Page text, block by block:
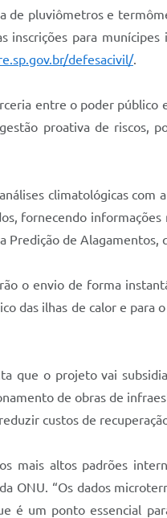
de pluviômetros e
inscrições para
defesacivil/.
entre o poder público
proativa de riscos,
climatológicas
fornecendo
de Alagamentos,
o envio de forma
das ilhas de calor e para
que o projeto vai
de obras de
custos de
mais altos padrões
ONU. “Os dados
é um ponto essencial